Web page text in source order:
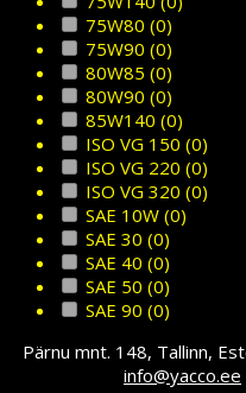
75W80 (0)
75W90 (0)
80W85 (0)
80W90 (0)
85W140 (0)
ISO VG 150 (0)
ISO VG 220 (0)
ISO VG 320 (0)
SAE 10W (0)
SAE 30 (0)
SAE 40 (0)
SAE 50 (0)
SAE 90 (0)
Pärnu mnt. 148, Tallinn,
info@yacco.ee